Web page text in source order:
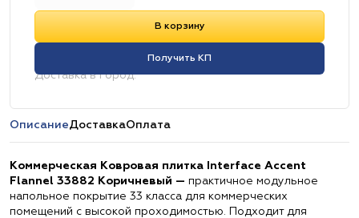
В корзину
Получить КП
Доставка в город:
ОписаниеДоставкаОплата
Коммерческая Ковровая плитка Interface Accent
Flannel 33882 Коричневый — практичное модульное
напольное покрытие 33 класса для коммерческих
помещений с высокой проходимостью. Подходит для